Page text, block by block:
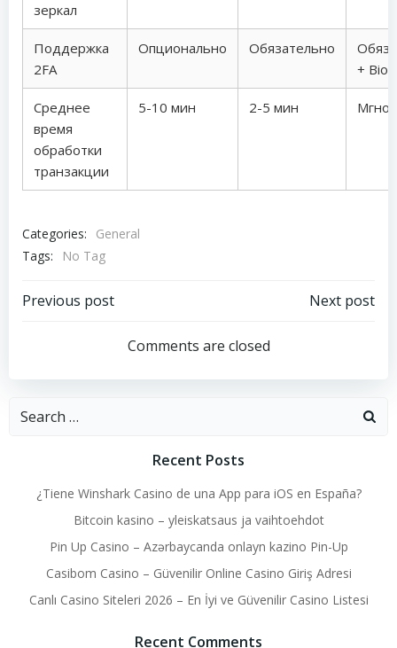
зеркал
Поддержка
2FA
Опционально Обязательно
+
Среднее
время
обработки
транзакции
5-10 мин 2-5 мин
Categories:
General
Tags:
No Tag
Post
navigation
Previous post
navigation
Next post
Comments are closed
Search
Recent Posts
¿Tiene Winshark Casino de una App para iOS en España?
Bitcoin kasino – yleiskatsaus ja vaihtoehdot
Pin Up Casino – Azərbaycanda onlayn kazino Pin-Up
Casibom Casino – Güvenilir Online Casino Giriş Adresi
Canlı Casino Siteleri 2026 – En İyi ve Güvenilir Casino Listesi
Recent Comments